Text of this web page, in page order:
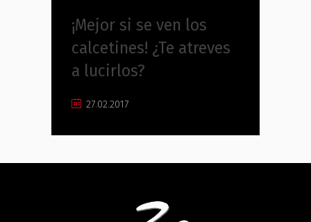
¡Mejor si se ven los
calcetines! ¿Te atreves
a lucirlos?
27.02.2017